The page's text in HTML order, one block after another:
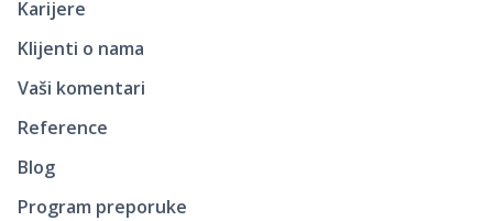
Karijere
Klijenti o nama
Vaši komentari
Reference
Blog
Program preporuke